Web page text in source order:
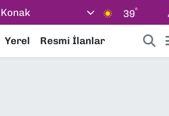
Konak 39°
Yerel Resmi İlanlar